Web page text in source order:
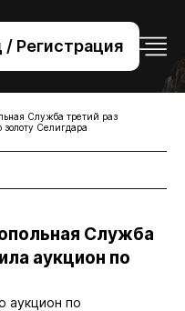
/ Регистрация
76-32
Служба третий раз
золоту Селигдара
Служба
аукцион по
аукцион по